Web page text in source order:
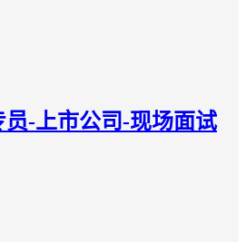
员-上市公司-现场面试